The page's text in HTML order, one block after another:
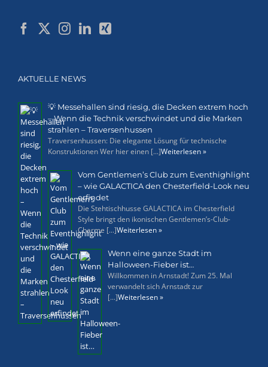
AKTUELLE NEWS
💡 Messehallen sind riesig, die Decken extrem hoch
– Wenn die Technik verschwindet und die Marken
strahlen – Traversenhussen
Traversenhussen: Die elegante Lösung für technische
Konstruktionen Wer hier einen [...]Weiterlesen »
Vom Gentlemen’s Club zum Eventhighlight
– wie GALACTICA den Chesterfield-Look neu
erfindet
Die Stehtischhusse GALACTICA im Chesterfield
Style bringt den ikonischen Gentlemen’s-Club-
Charme [...]Weiterlesen »
Wenn eine ganze Stadt im
Halloween-Fieber ist…
Willkommen in Arnstadt! Zum 25. Mal
verwandelt sich Arnstadt zur
[...]Weiterlesen »